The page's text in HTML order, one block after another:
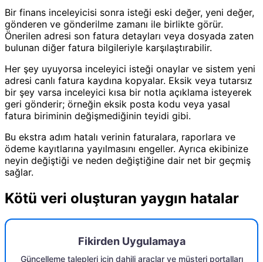
Bir finans inceleyicisi sonra isteği eski değer, yeni değer,
gönderen ve gönderilme zamanı ile birlikte görür.
Önerilen adresi son fatura detayları veya dosyada zaten
bulunan diğer fatura bilgileriyle karşılaştırabilir.
Her şey uyuyorsa inceleyici isteği onaylar ve sistem yeni
adresi canlı fatura kaydına kopyalar. Eksik veya tutarsız
bir şey varsa inceleyici kısa bir notla açıklama isteyerek
geri gönderir; örneğin eksik posta kodu veya yasal
fatura biriminin değişmediğinin teyidi gibi.
Bu ekstra adım hatalı verinin faturalara, raporlara ve
ödeme kayıtlarına yayılmasını engeller. Ayrıca ekibinize
neyin değiştiği ve neden değiştiğine dair net bir geçmiş
sağlar.
Kötü veri oluşturan yaygın hatalar
Fikirden Uygulamaya
Güncelleme talepleri için dahili araçlar ve müşteri portalları